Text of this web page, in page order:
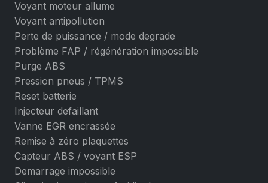
Voyant moteur allume
Voyant antipollution
Perte de puissance / mode degrade
Problème FAP / régénération impossible
Purge ABS
Pression pneus / TPMS
Reset batterie
Injecteur defaillant
Vanne EGR encrassée
Remise à zéro plaquettes
Capteur ABS / voyant ESP
Demarrage impossible